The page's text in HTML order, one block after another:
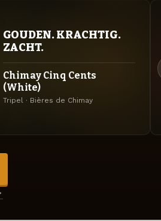
GOUDEN. KRACHTIG.
ZACHT.
Chimay Cinq Cents
(White)
Tripel · Bières de Chimay